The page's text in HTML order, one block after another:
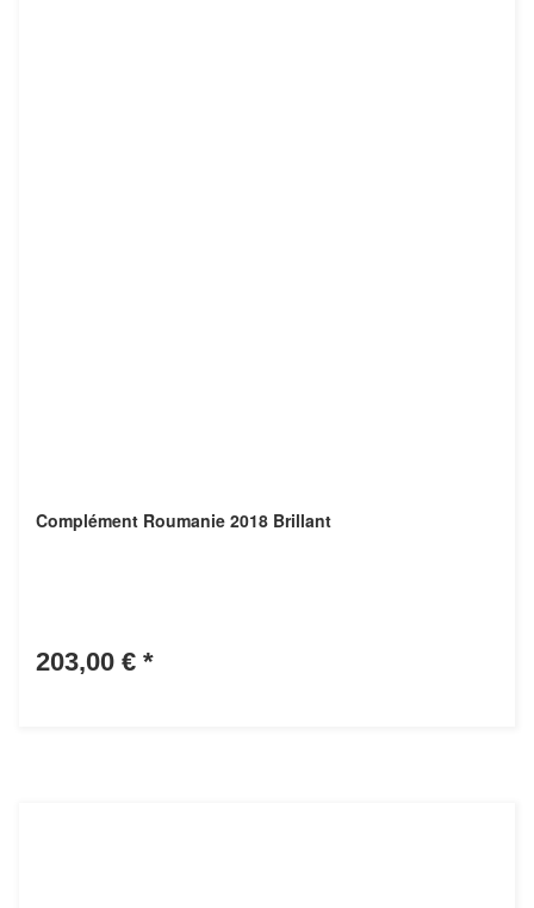
Complément Roumanie 2018 Brillant
203,00 € *